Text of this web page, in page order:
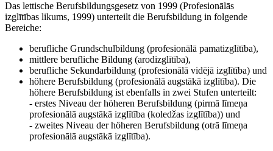
Das lettische Berufsbildungsgesetz von 1999 (Profesionālās
izglītības likums, 1999) unterteilt die Berufsbildung in folgende
Bereiche:
berufliche Grundschulbildung (profesionālā pamatizglītība),
mittlere berufliche Bildung (arodizglītība),
berufliche Sekundarbildung (profesionālā vidējā izglītība) und
höhere Berufsbildung (profesionālā augstākā izglītība). Die
höhere Berufsbildung ist ebenfalls in zwei Stufen unterteilt:
- erstes Niveau der höheren Berufsbildung (pirmā līmeņa
profesionālā augstākā izglītība (koledžas izglītība)) und
- zweites Niveau der höheren Berufsbildung (otrā līmeņa
profesionālā augstākā izglītība).